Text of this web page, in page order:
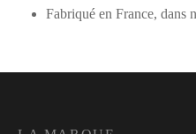
Fabriqué en France, dans